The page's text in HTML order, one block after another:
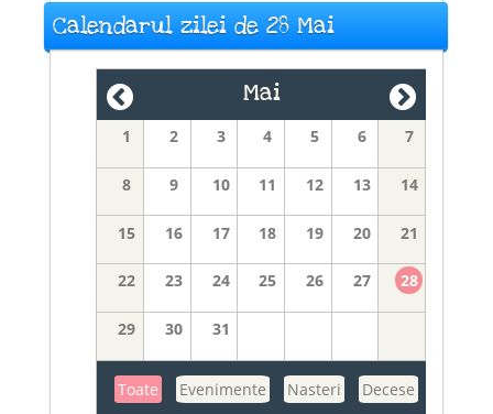
Calendarul zilei de 28 Mai
Mai
1 2 3 4 5 6 7
8 9 10 11 12 13 14
15 16 17 18 19 20 21
22 23 24 25 26 27 28
29 30 31
Toate Evenimente Nasteri Decese